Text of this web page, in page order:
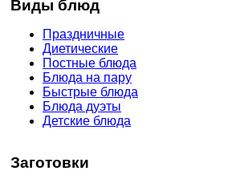
Виды блюд
Праздничные
Диетические
Постные блюда
Блюда на пару
Быстрые блюда
Блюда дуэты
Детские блюда
Заготовки